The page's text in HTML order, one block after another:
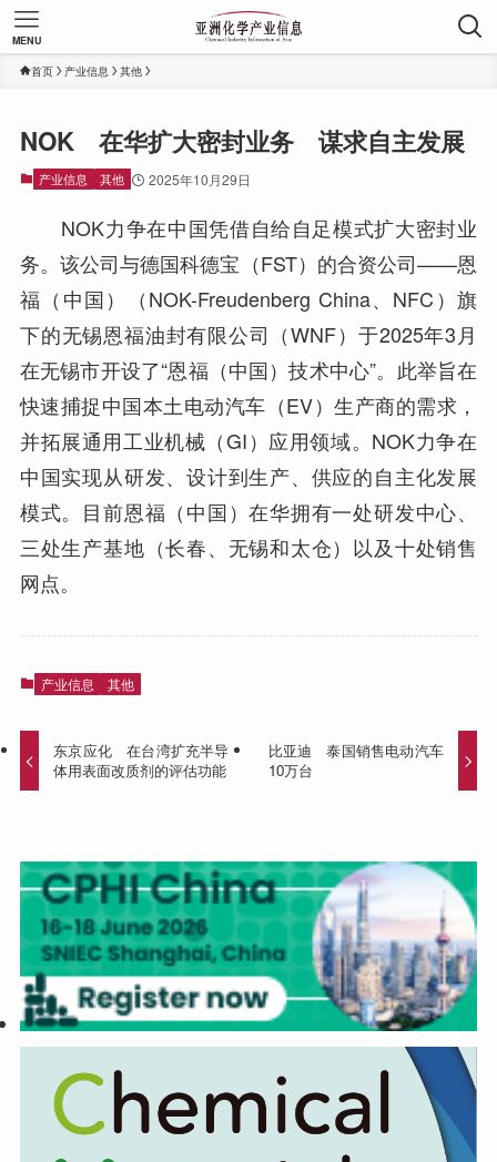
MENU
首页 产业信息 其他
NOK 在华扩大密封业务 谋求自主发展
产业信息 其他 2025年10月29日
NOK力争在中国凭借自给自足模式扩大密封业
务。该公司与德国科德宝（FST）的合资公司——恩
福（中国）（NOK-Freudenberg China、NFC）旗
下的无锡恩福油封有限公司（WNF）于2025年3月
在无锡市开设了“恩福（中国）技术中心”。此举旨在
快速捕捉中国本土电动汽车（EV）生产商的需求，
并拓展通用工业机械（GI）应用领域。NOK力争在
中国实现从研发、设计到生产、供应的自主化发展
模式。目前恩福（中国）在华拥有一处研发中心、
三处生产基地（长春、无锡和太仓）以及十处销售
网点。
产业信息 其他
东京应化 在台湾扩充半导
体用表面改质剂的评估功能
比亚迪 泰国销售电动汽车
10万台